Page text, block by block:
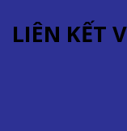
LIÊN KẾT